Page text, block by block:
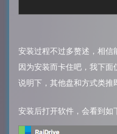
安装过程不过多赘述，相信
因为安装而卡住吧，我下面
说明下，其他盘和方式类推
安装后打开软件，会看到如